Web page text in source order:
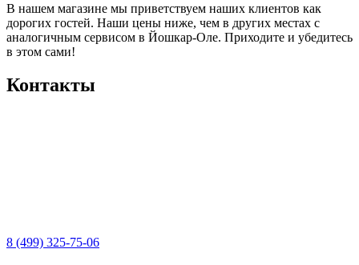
В нашем магазине мы приветствуем наших клиентов как
дорогих гостей. Наши цены ниже, чем в других местах с
аналогичным сервисом в Йошкар-Оле. Приходите и убедитесь
в этом сами!
Контакты
8 (499) 325-75-06